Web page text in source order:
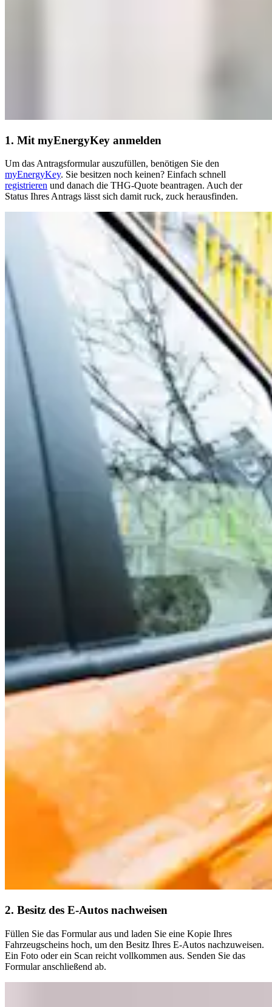
1. Mit myEnergyKey anmelden
Um das Antragsformular auszufüllen, benötigen Sie den
myEnergyKey. Sie besitzen noch keinen? Einfach schnell
registrieren und danach die THG-Quote beantragen. Auch der
Status Ihres Antrags lässt sich damit ruck, zuck herausfinden.
2. Besitz des E-Autos nachweisen
Füllen Sie das Formular aus und laden Sie eine Kopie Ihres
Fahrzeugscheins hoch, um den Besitz Ihres E-Autos nachzuweisen.
Ein Foto oder ein Scan reicht vollkommen aus. Senden Sie das
Formular anschließend ab.